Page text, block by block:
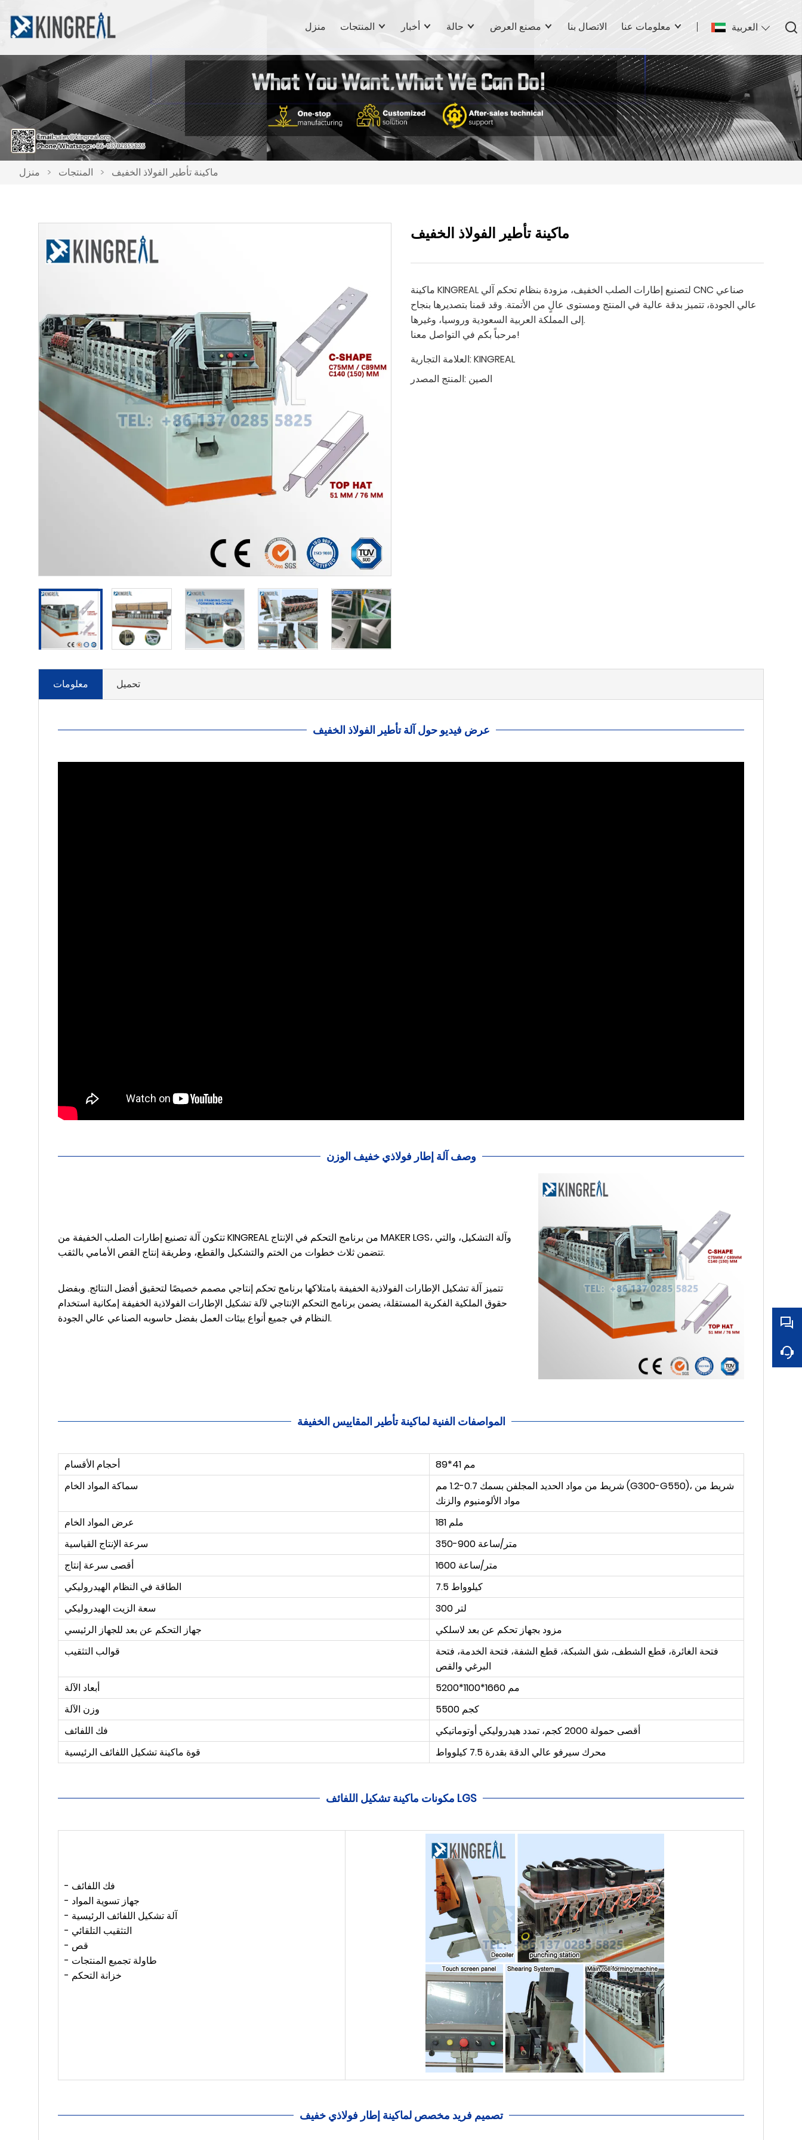
العربية منزل المنتجات أخبار حالة مصنع العرض الاتصال بنا معلومات عنا
منزل > المنتجات > ماكينة تأطير الفولاذ الخفيف
ماكينة تأطير الفولاذ الخفيف
ماكينة KINGREAL لتصنيع إطارات الصلب الخفيف، مزودة بنظام تحكم آلي CNC صناعي
عالي الجودة، تتميز بدقة عالية في المنتج ومستوى عالٍ من الأتمتة. وقد قمنا بتصديرها بنجاح
إلى المملكة العربية السعودية وروسيا، وغيرها.
مرحباً بكم في التواصل معنا!
العلامة التجارية:KINGREAL
المنتج المصدر: الصين
معلومات تحميل
عرض فيديو حول آلة تأطير الفولاذ الخفيف
وصف آلة إطار فولاذي خفيف الوزن
تتكون آلة تصنيع إطارات الصلب الخفيفة من KINGREAL من برنامج التحكم في الإنتاج MAKER LGS، وآلة التشكيل، والتي
تتضمن ثلاث خطوات من الختم والتشكيل والقطع، وطريقة إنتاج القص الأمامي بالثقب.
تتميز آلة تشكيل الإطارات الفولاذية الخفيفة بامتلاكها برنامج تحكم إنتاجي مصمم خصيصًا لتحقيق أفضل النتائج. وبفضل
حقوق الملكية الفكرية المستقلة، يضمن برنامج التحكم الإنتاجي لآلة تشكيل الإطارات الفولاذية الخفيفة إمكانية استخدام
النظام في جميع أنواع بيئات العمل بفضل حاسوبه الصناعي عالي الجودة.
المواصفات الفنية لماكينة تأطير المقاييس الخفيفة
أحجام الأقسام
89*41 مم
سماكة المواد الخام
شريط من مواد الحديد المجلفن بسمك 0.7-1.2 مم (G300-G550)، شريط من
مواد الألومنيوم والزنك
عرض المواد الخام
181 ملم
سرعة الإنتاج القياسية
350-900 متر/ساعة
أقصى سرعة إنتاج
1600 متر/ساعة
الطاقة في النظام الهيدروليكي
7.5 كيلوواط
سعة الزيت الهيدروليكي
300 لتر
جهاز التحكم عن بعد للجهاز الرئيسي
مزود بجهاز تحكم عن بعد لاسلكي
قوالب التثقيب
فتحة الغائرة، قطع الشطف، شق الشبكة، قطع الشفة، فتحة الخدمة، فتحة
البرغي والقص
أبعاد الآلة
5200*1100*1660 مم
وزن الآلة
5500 كجم
فك اللفائف
أقصى حمولة 2000 كجم، تمدد هيدروليكي أوتوماتيكي
قوة ماكينة تشكيل اللفائف الرئيسية
محرك سيرفو عالي الدقة بقدرة 7.5 كيلوواط
مكونات ماكينة تشكيل اللفائف LGS
- فك اللفائف
- جهاز تسوية المواد
- آلة تشكيل اللفائف الرئيسية
- التثقيب التلقائي
- قص
- طاولة تجميع المنتجات
- خزانة التحكم
تصميم فريد مخصص لماكينة إطار فولاذي خفيف